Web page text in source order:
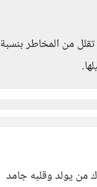
من المخاطر بنسبة
من يولد وقلبه جامد